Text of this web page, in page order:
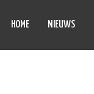
HOME NIEUWS